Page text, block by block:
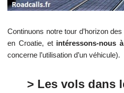
Continuons notre tour d’horizon
en Croatie, etintéressons-nous
concerne l’utilisation d’un véhicule).
> Les vols dans